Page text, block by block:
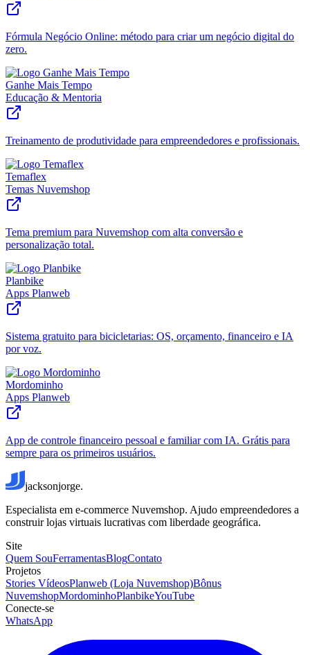
Fórmula Negócio Online: método para criar um negócio digital do
zero.
Ganhe Mais Tempo
Educação & Mentoria
Treinamento de produtividade para empreendedores e profissionais.
Temaflex
Temas Nuvemshop
Tema premium para Nuvemshop com alta conversão e
personalização total.
Planbike
Apps Planweb
Sistema gratuito para bicicletarias: OS, orçamento, financeiro e IA
por voz.
Mordominho
Apps Planweb
App de controle financeiro pessoal e familiar com IA. Grátis para
sempre para os primeiros usuários.
jacksonjorge.
Especialista em e-commerce Nuvemshop. Ajudo empreendedores a
construir lojas virtuais lucrativas com liberdade geográfica.
Site
Quem SouFerramentasBlogContato
Projetos
Stories VídeosPlanweb (Loja Nuvemshop)Bônus
NuvemshopMordominhoPlanbikeYouTube
Conecte-se
WhatsApp